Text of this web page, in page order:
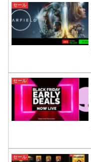
セール
セール
セール